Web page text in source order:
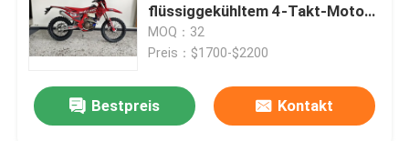
flüssiggekühltem 4-Takt-Motor
300 mm Bodenfreiheit und
doppelten Großdurchmesser-
MOQ：32
Preis：$1700-$2200
Bestpreis Kontakt